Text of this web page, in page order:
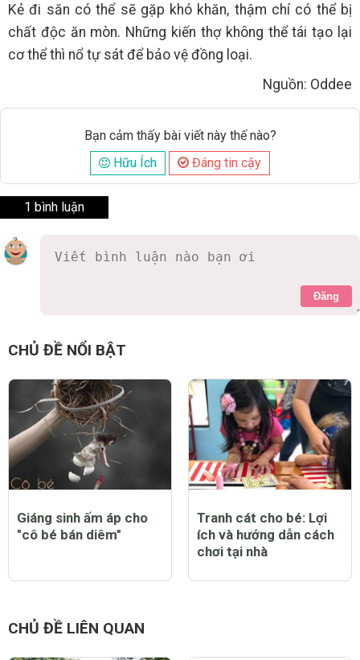
Kẻ đi săn có thể sẽ gặp khó khăn, thậm chí có thể bị
chất độc ăn mòn. Những kiến thợ không thể tái tạo lại
cơ thể thì nổ tự sát để bảo vệ đồng loại.
Nguồn: Oddee
Bạn cảm thấy bài viết này thế nào?
Hữu Ích
Đáng tin cậy
1 bình luận
Đăng
SellToMe 9 năm
Thấy cũng hay hay đó. Bạn nói rõ hơn được không.
0 Thích Trả lời Báo cáo vi phạm
CHỦ ĐỀ NỔI BẬT
Giáng sinh ấm áp cho
"cô bé bán diêm"